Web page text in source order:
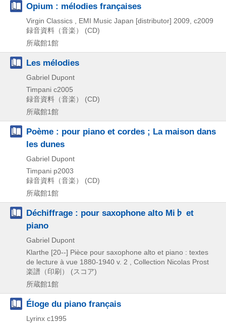
Opium : mélodies françaises
Virgin Classics , EMI Music Japan [distributor] 2009, c2009
録音資料（音楽） (CD)
所蔵館1館
Les mélodies
Gabriel Dupont
Timpani c2005
録音資料（音楽） (CD)
所蔵館1館
Poème : pour piano et cordes ; La maison dans
les dunes
Gabriel Dupont
Timpani p2003
録音資料（音楽） (CD)
所蔵館1館
Déchiffrage : pour saxophone alto Mi♭ et
piano
Gabriel Dupont
Klarthe [20--] Pièce pour saxophone alto et piano : textes
de lecture à vue 1880-1940 v. 2 , Collection Nicolas Prost
楽譜（印刷） (スコア)
所蔵館1館
Éloge du piano franc̦ais
Lyrinx c1995